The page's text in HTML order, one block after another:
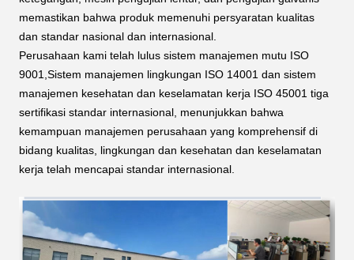
memastikan bahwa produk memenuhi persyaratan kualitas
dan standar nasional dan internasional.
Perusahaan kami telah lulus sistem manajemen mutu ISO
9001,Sistem manajemen lingkungan ISO 14001 dan sistem
manajemen kesehatan dan keselamatan kerja ISO 45001 tiga
sertifikasi standar internasional, menunjukkan bahwa
kemampuan manajemen perusahaan yang komprehensif di
bidang kualitas, lingkungan dan kesehatan dan keselamatan
kerja telah mencapai standar internasional.